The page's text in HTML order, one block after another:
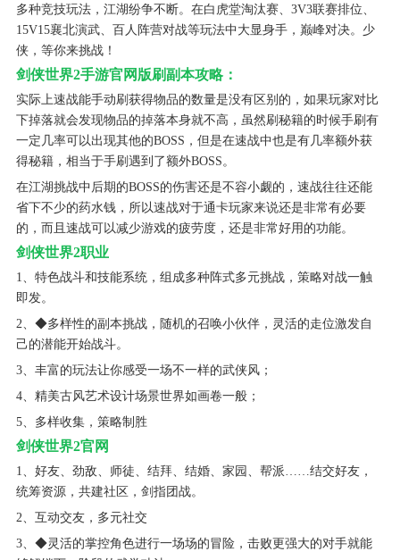
多种竞技玩法，江湖纷争不断。在白虎堂淘汰赛、3V3联赛排位、
15V15襄北演武、百人阵营对战等玩法中大显身手，巅峰对决。少
侠，等你来挑战！
剑侠世界2手游官网版刷副本攻略：
实际上速战能手动刷获得物品的数量是没有区别的，如果玩家对比
下掉落就会发现物品的掉落本身就不高，虽然刷秘籍的时候手刷有
一定几率可以出现其他的BOSS，但是在速战中也是有几率额外获
得秘籍，相当于手刷遇到了额外BOSS。
在江湖挑战中后期的BOSS的伤害还是不容小觑的，速战往往还能
省下不少的药水钱，所以速战对于通卡玩家来说还是非常有必要
的，而且速战可以减少游戏的疲劳度，还是非常好用的功能。
剑侠世界2职业
1、特色战斗和技能系统，组成多种阵式多元挑战，策略对战一触
即发。
2、◆多样性的副本挑战，随机的召唤小伙伴，灵活的走位激发自
己的潜能开始战斗。
3、丰富的玩法让你感受一场不一样的武侠风；
4、精美古风艺术设计场景世界如画卷一般；
5、多样收集，策略制胜
剑侠世界2官网
1、好友、劲敌、师徒、结拜、结婚、家园、帮派……结交好友，
统筹资源，共建社区，剑指团战。
2、互动交友，多元社交
3、◆灵活的掌控角色进行一场场的冒险，击败更强大的对手就能